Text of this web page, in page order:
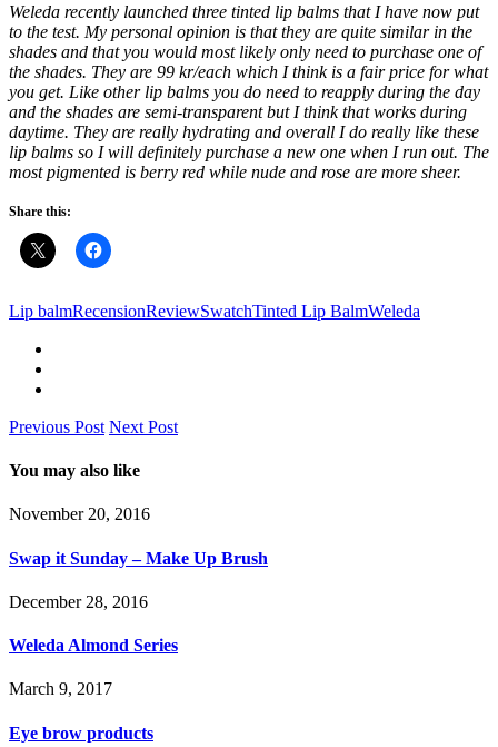
Weleda recently launched three tinted lip balms that I have now put
to the test. My personal opinion is that they are quite similar in the
shades and that you would most likely only need to purchase one of
the shades. They are 99 kr/each which I think is a fair price for what
you get. Like other lip balms you do need to reapply during the day
and the shades are semi-transparent but I think that works during
daytime. They are really hydrating and overall I do really like these
lip balms so I will definitely purchase a new one when I run out. The
most pigmented is berry red while nude and rose are more sheer.
Share this:
Lip balmRecensionReviewSwatchTinted Lip BalmWeleda
Previous Post Next Post
You may also like
November 20, 2016
Swap it Sunday – Make Up Brush
December 28, 2016
Weleda Almond Series
March 9, 2017
Eye brow products